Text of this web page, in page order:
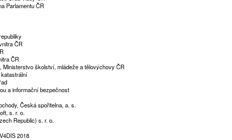
Parlamentu ČR
ČR
ČR
Ministerstvo školství, mládeže a tělovýchovy ČR
a informační bezpečnost
Česká spořitelna, a. s.
s. r. o.
Republic) s. r. o.
2018